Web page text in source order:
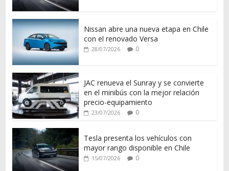
Nissan abre una nueva etapa en Chile
con el renovado Versa
28/07/2026 0
JAC renueva el Sunray y se convierte
en el minibús con la mejor relación
precio-equipamiento
23/07/2026 0
Tesla presenta los vehículos con
mayor rango disponible en Chile
15/07/2026 0